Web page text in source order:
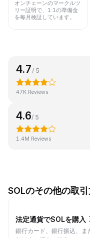
オンチェーンのマークルツ
リー証明で、1:1の準備金
を毎月検証しています。
4.7/ 5
47K Reviews
4.6/ 5
1.4M Reviews
SOLのその他の取
法定通貨でSOLを購入
銀行カード、銀行振込、